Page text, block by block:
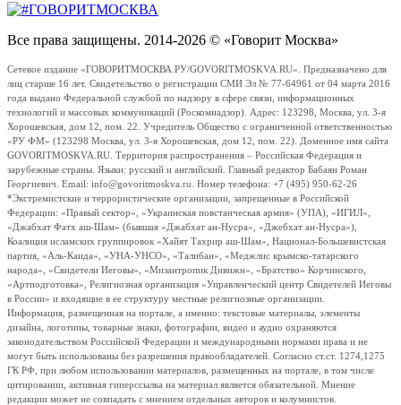
Все права защищены. 2014-2026 © «Говорит Москва»
Сетевое издание «ГОВОРИТМОСКВА.РУ/GOVORITMOSKVA.RU». Предназначено для
лиц старше 16 лет. Свидетельство о регистрации СМИ Эл № 77-64961 от 04 марта 2016
года выдано Федеральной службой по надзору в сфере связи, информационных
технологий и массовых коммуникаций (Роскомнадзор). Адрес: 123298, Москва, ул. 3-я
Хорошевская, дом 12, пом. 22. Учредитель Общество с ограниченной ответственностью
«РУ ФМ» (123298 Москва, ул. 3-я Хорошевская, дом 12, пом. 22). Доменное имя сайта
GOVORITMOSKVA.RU. Территория распространения – Российская Федерация и
зарубежные страны. Языки: русский и английский. Главный редактор Бабаян Роман
Георгиевич. Email: info@govoritmoskva.ru. Номер телефона: +7 (495) 950-62-26
*Экстремистские и террористические организации, запрещенные в Российской
Федерации: «Правый сектор», «Украинская повстанческая армия» (УПА), «ИГИЛ»,
«Джабхат Фатх аш-Шам» (бывшая «Джабхат ан-Нусра», «Джебхат ан-Нусра»),
Коалиция исламских группировок «Хайят Тахрир аш-Шам», Национал-Большевистская
партия, «Аль-Каида», «УНА-УНСО», «Талибан», «Меджлис крымско-татарского
народа», «Свидетели Иеговы», «Мизантропик Дивижн», «Братство» Корчинского,
«Артподготовка», Религиозная организация «Управленческий центр Свидетелей Иеговы
в России» и входящие в ее структуру местные религиозные организации.
Информация, размещенная на портале, а именно: текстовые материалы, элементы
дизайна, логотипы, товарные знаки, фотографии, видео и аудио охраняются
законодательством Российской Федерации и международными нормами права и не
могут быть использованы без разрешения правообладателей. Согласно ст.ст. 1274,1275
ГК РФ, при любом использовании материалов, размещенных на портале, в том числе
цитировании, активная гиперссылка на материал является обязательной. Мнение
редакции может не совпадать с мнением отдельных авторов и колумнистов.